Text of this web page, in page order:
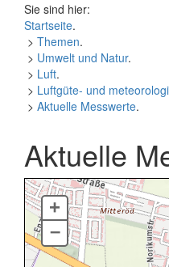
Sie sind hier:
Startseite.
> Themen.
> Umwelt und Natur.
> Luft.
> Luftgüte- und
> Aktuelle Messwerte.
Aktuelle
+
–